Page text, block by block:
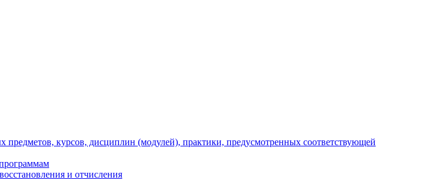
предметов, курсов, дисциплин (модулей), практики, предусмотренных соответствующей
и отчисления